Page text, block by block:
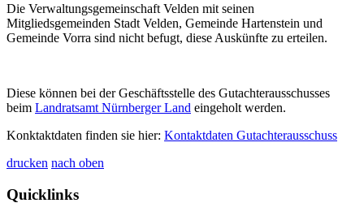
Die Verwaltungsgemeinschaft Velden mit seinen
Mitgliedsgemeinden Stadt Velden, Gemeinde Hartenstein und
Gemeinde Vorra sind nicht befugt, diese Auskünfte zu erteilen.
Diese können bei der Geschäftsstelle des Gutachterausschusses
beim Landratsamt Nürnberger Land eingeholt werden.
Konktaktdaten finden sie hier: Kontaktdaten Gutachterausschuss
drucken nach oben
Quicklinks